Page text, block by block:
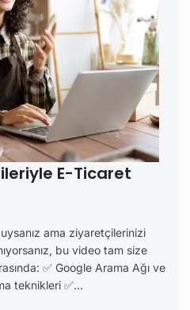
E-Ticaret
ama ziyaretçilerinizi
bu video tam size
✅ Google Arama Ağı ve
teknikleri ✅...